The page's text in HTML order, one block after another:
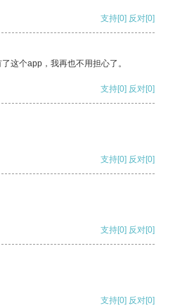
支持[0] 反对[0]
这个app，我再也不用担心了。
支持[0] 反对[0]
支持[0] 反对[0]
支持[0] 反对[0]
支持[0] 反对[0]